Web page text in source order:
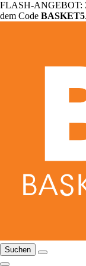
FLASH-ANGEBOT:
dem Code BASKET5
Suchen